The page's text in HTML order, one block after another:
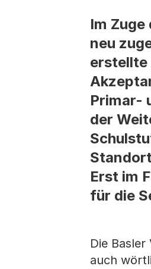
Im
neu
erstellte
Primar-
der
Erst im
für die
Die
auch